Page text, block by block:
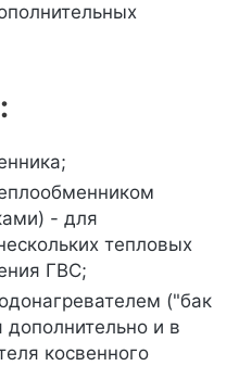
- для
тепловых
ГВС;
("бак
и в
косвенного